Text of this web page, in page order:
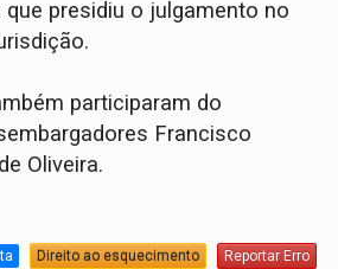
presidiu o julgamento no
participaram do
Francisco
Oliveira.
Direito ao esquecimento Reportar Erro